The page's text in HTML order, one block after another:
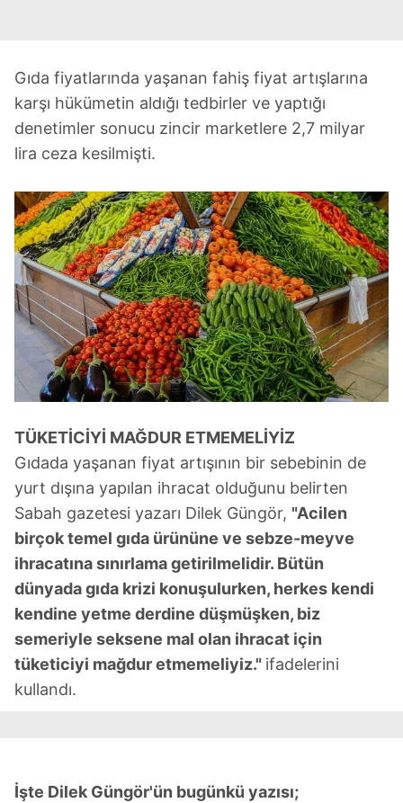
Gıda fiyatlarında yaşanan fahiş fiyat artışlarına
karşı hükümetin aldığı tedbirler ve yaptığı
denetimler sonucu zincir marketlere 2,7 milyar
lira ceza kesilmişti.
TÜKETİCİYİ MAĞDUR ETMEMELİYİZ
Gıdada yaşanan fiyat artışının bir sebebinin de
yurt dışına yapılan ihracat olduğunu belirten
Sabah gazetesi yazarı Dilek Güngör, "Acilen
birçok temel gıda ürününe ve sebze-meyve
ihracatına sınırlama getirilmelidir. Bütün
dünyada gıda krizi konuşulurken, herkes kendi
kendine yetme derdine düşmüşken, biz
semeriyle seksene mal olan ihracat için
tüketiciyi mağdur etmemeliyiz." ifadelerini
kullandı.
İşte Dilek Güngör'ün bugünkü yazısı;